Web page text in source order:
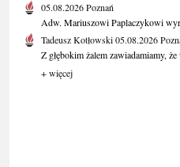
05.08.2026Poznań
Adw. Mariuszowi Paplaczykowi
Tadeusz Kotłowski05.08.2026
Z głębokim żalem zawiadamiamy,
+ więcej